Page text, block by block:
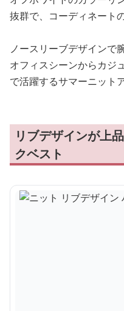
抜群で、コーディネート
ノースリーブデザインで
オフィスシーンからカジ
で活躍するサマーニット
リブデザインが上
クベスト